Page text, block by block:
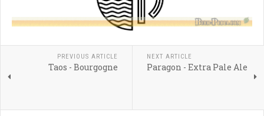
PREVIOUS ARTICLE
Taos - Bourgogne
NEXT ARTICLE
Paragon - Extra Pale Ale